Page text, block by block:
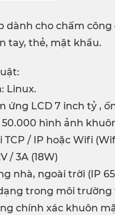
dành cho chấm
tay, thẻ, mật khẩu.
Linux.
ứng LCD 7 inch tỷ ,
50.000 hình ảnh
TCP / IP hoặc Wifi
/ 3A (18W)
nhà, ngoài trời (IP
trong môi trường
chính xác khuôn